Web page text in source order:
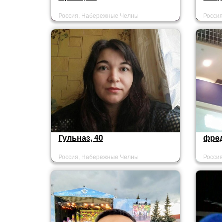
Россия, Набережные Челны
Гульназ, 40
Россия, Набережные Челны